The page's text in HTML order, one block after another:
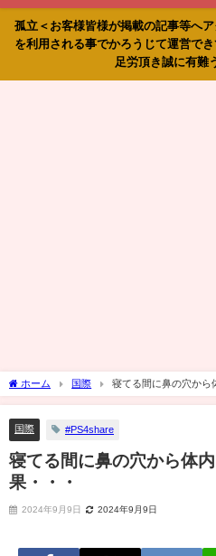
孤立＜お客様皆様が掲載の記事等へ
を利用される事でかろうじて運営で
足労頂き誠に有難
ホーム 国際 寝てる間に鼻の穴から
国際 #PS4share
寝てる間に鼻の穴から体
果・・・
2024年9月9日 2024年9月9日